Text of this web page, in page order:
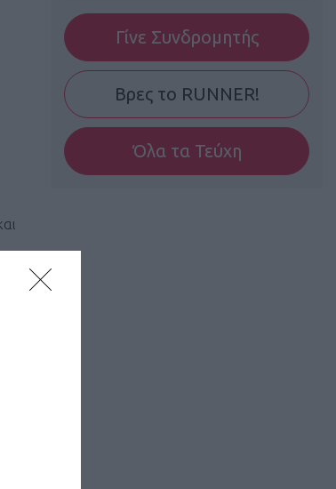
Γίνε Συνδρομητής
Βρες το RUNNER!
Όλα τα Τεύχη